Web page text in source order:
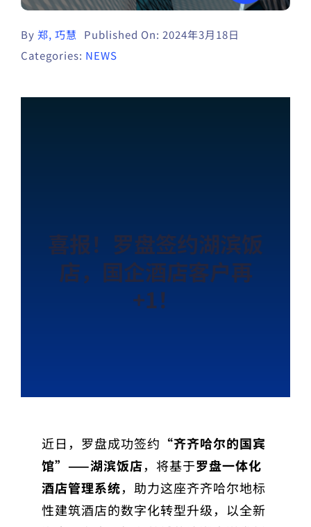
By 郑, 巧慧
Published On: 2024年3月18日
Categories: NEWS
喜报！罗盘签约湖滨饭
店，国企酒店客户再
+1！
近日，罗盘成功签约 “齐齐哈尔的国宾
馆”——湖滨饭店，将基于罗盘一体化
酒店管理系统，助力这座齐齐哈尔地标
性建筑酒店的数字化转型升级，以全新